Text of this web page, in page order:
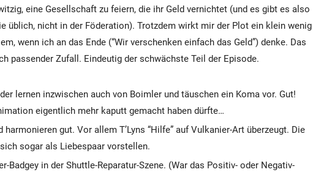
eine Gesellschaft zu feiern, die ihr Geld vernichtet (und es gibt es also
üblich, nicht in der Föderation). Trotzdem wirkt mir der Plot ein klein wenig
wenn ich an das Ende (“Wir verschenken einfach das Geld”) denke. Das
passender Zufall. Eindeutig der schwächste Teil der Episode.
lernen inzwischen auch von Boimler und täuschen ein Koma vor. Gut!
eigentlich mehr kaputt gemacht haben dürfte…
harmonieren gut. Vor allem T’Lyns “Hilfe” auf Vulkanier-Art überzeugt. Die
sogar als Liebespaar vorstellen.
Badgey in der Shuttle-Reparatur-Szene. (War das Positiv- oder Negativ-